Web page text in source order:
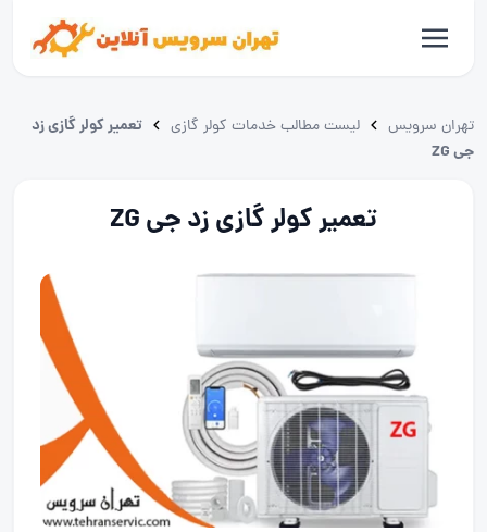
تهران سرویس لیست مطالب خدمات کولر گازی
تعمیر کولر گازی زد
جی ZG
تعمیر کولر گازی زد جی ZG